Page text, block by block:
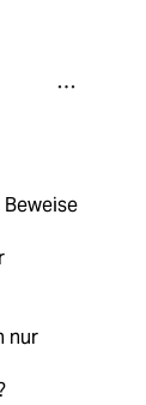
nur